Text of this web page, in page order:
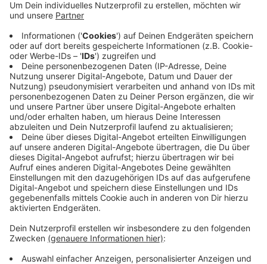
etwas zerlassener Butter, Salz und Zucker
einreiben.
Alle Zutaten und das Rinderhack zusammen in
eine Schale und zermatschen. 80 bis 90 Gramm
schwere Buletten formen - passend zur Größe der
Brote.
Die wichtigen Schritte:
1. Schritt: Die Buletten auf dem vorgeheizten Grill
von beiden Seiten zwei Minuten grillen.
2. Schritt: Die halbierte Knoblauchzehe mit auf
den Grill schmeißen (Knoblauch wird geräuchert).
3. Schritt: Das Brot im Anschluss von beiden
Seiten Maximal 20 Sekunden anrösten.
4. Schritt: Das Fleisch auf die untere Hälfte des
Burgers legen.
5. Schritt: Ein Löffel Mango Chutney - die Sauce
zuerst, da sie die restlichen Toppings